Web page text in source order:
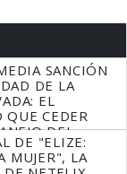
SANCIÓN
DE LA
EL
CEDER
DEL
DE "ELIZE:
MUJER", LA